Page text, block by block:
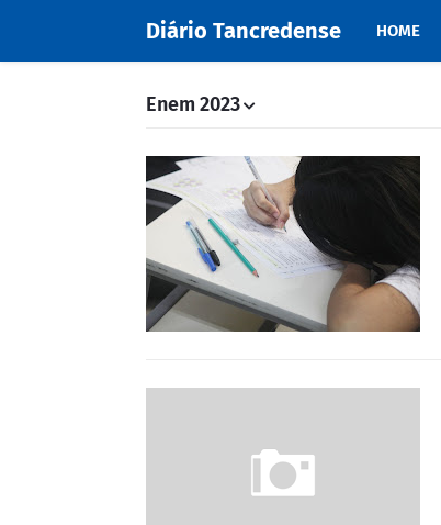
Diário Tancredense HOME
Enem 2023